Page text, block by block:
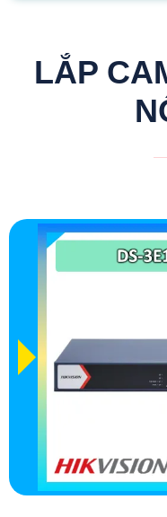
LẮP